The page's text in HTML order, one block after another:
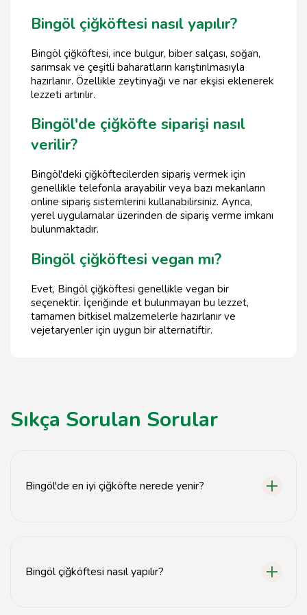
Bingöl çiğköftesi nasıl yapılır?
Bingöl çiğköftesi, ince bulgur, biber salçası, soğan,
sarımsak ve çeşitli baharatların karıştırılmasıyla
hazırlanır. Özellikle zeytinyağı ve nar ekşisi eklenerek
lezzeti artırılır.
Bingöl'de çiğköfte siparişi nasıl
verilir?
Bingöl'deki çiğköftecilerden sipariş vermek için
genellikle telefonla arayabilir veya bazı mekanların
online sipariş sistemlerini kullanabilirsiniz. Ayrıca,
yerel uygulamalar üzerinden de sipariş verme imkanı
bulunmaktadır.
Bingöl çiğköftesi vegan mı?
Evet, Bingöl çiğköftesi genellikle vegan bir
seçenektir. İçeriğinde et bulunmayan bu lezzet,
tamamen bitkisel malzemelerle hazırlanır ve
vejetaryenler için uygun bir alternatiftir.
Sıkça Sorulan Sorular
Bingöl'de en iyi çiğköfte nerede yenir?
Bingöl çiğköftesi nasıl yapılır?